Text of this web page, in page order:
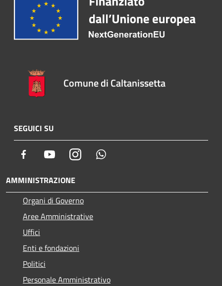
Comune di Caltanissetta
SEGUICI SU
Facebook YoutubeInstagram
AMMINISTRAZIONE
Organi di Governo
Aree Amministrative
Uffici
Enti e fondazioni
Politici
Personale Amministrativo